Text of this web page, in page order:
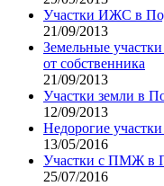
Участки ИЖС в
21/09/2013
Земельные
от собственника
21/09/2013
Участки земли в
12/09/2013
Недорогие
13/05/2016
Участки с ПМЖ в
25/07/2016